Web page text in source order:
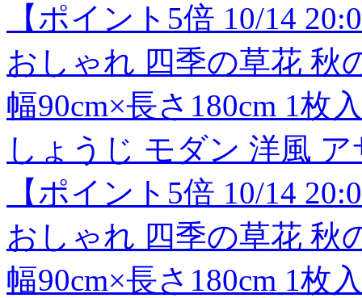
【ポイント5倍 10/14
おしゃれ 四季の草花 秋
幅90cm×長さ180cm 1枚
しょうじ モダン 洋風
【ポイント5倍 10/14
おしゃれ 四季の草花 秋
幅90cm×長さ180cm 1枚